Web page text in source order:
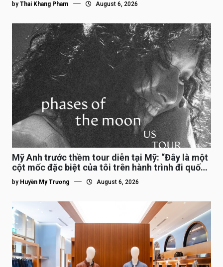
by Thai Khang Pham August 6, 2026
Mỹ Anh trước thềm tour diễn tại Mỹ: “Đây là một
cột mốc đặc biệt của tôi trên hành trình đi quốc
tế”
by Huyền My Trương August 6, 2026